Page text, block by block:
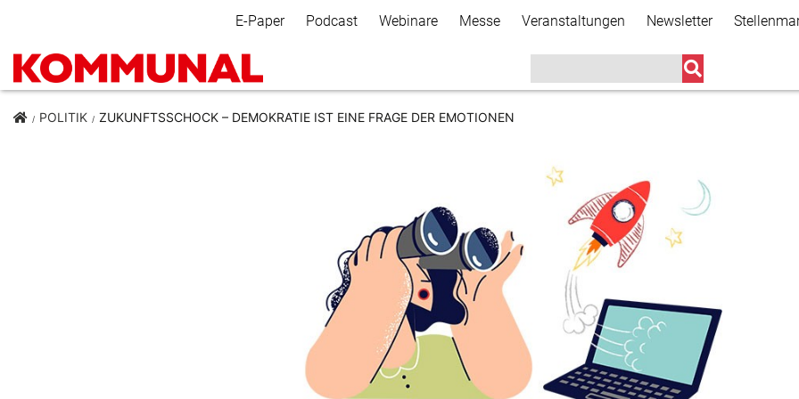
zum
Inhalt
Secondary Navigation
E-Paper Podcast Webinare Messe Veranstaltungen Newsletter
POLITIK ZUKUNFTSSCHOCK – DEMOKRATIE IST EINE FRAGE DER EMOTIONEN